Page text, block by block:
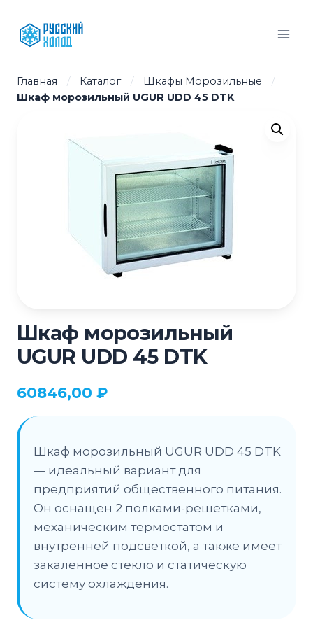
содержимому
Главная / Каталог / Шкафы Морозильные
/
Шкаф морозильный UGUR UDD 45 DTK
Шкаф морозильный
UGUR UDD 45 DTK
60846,00 ₽
Шкаф морозильный UGUR UDD 45 DTK
— идеальный вариант для
предприятий общественного питания.
Он оснащен 2 полками-решетками,
механическим термостатом и
внутренней подсветкой, а также имеет
закаленное стекло и статическую
систему охлаждения.